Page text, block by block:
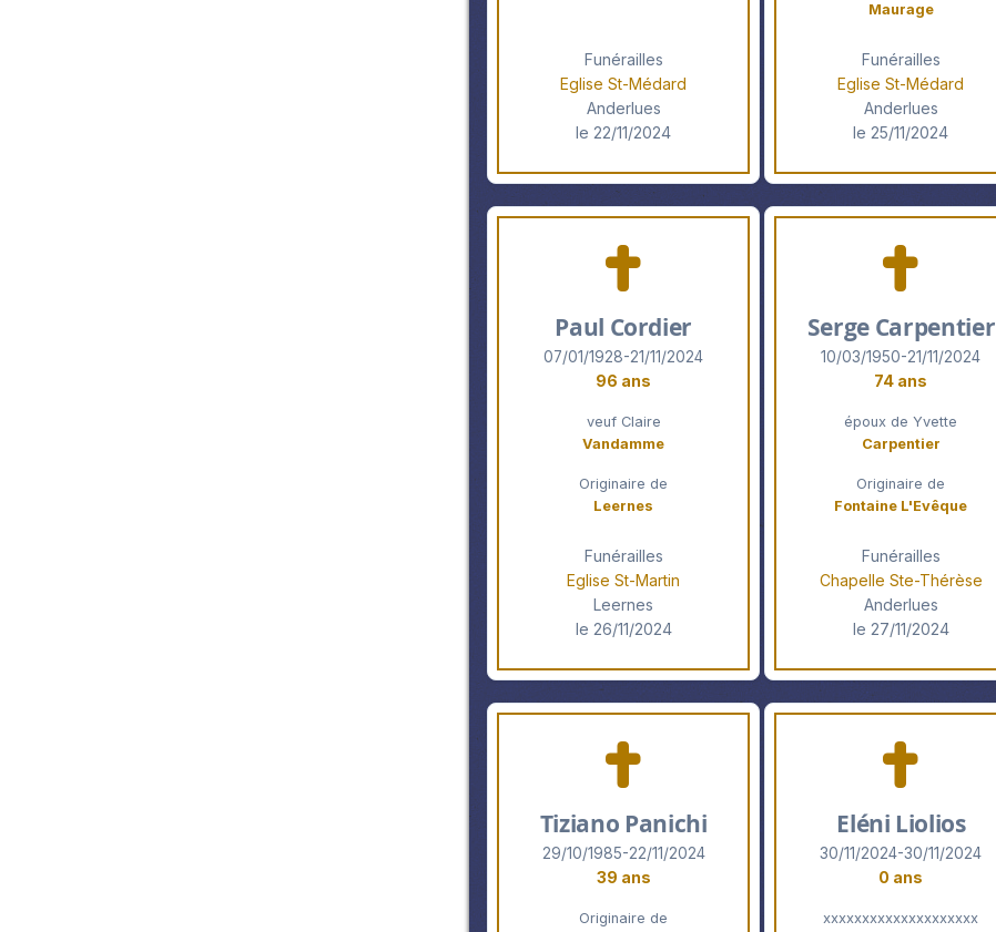
Funérailles
Eglise St-Médard
Anderlues
le 22/11/2024
Maurage
Funérailles
Eglise St-Médard
Anderlues
le 25/11/2024
Paul Cordier
07/01/1928-21/11/2024
96 ans
veuf Claire
Vandamme
Originaire de
Leernes
Funérailles
Eglise St-Martin
Leernes
le 26/11/2024
Serge Carpentier
10/03/1950-21/11/2024
74 ans
époux de Yvette
Carpentier
Originaire de
Fontaine L'Evêque
Funérailles
Chapelle Ste-Thérèse
Anderlues
le 27/11/2024
Tiziano Panichi
29/10/1985-22/11/2024
39 ans
Originaire de
Eléni Liolios
30/11/2024-30/11/2024
0 ans
xxxxxxxxxxxxxxxxxxxx